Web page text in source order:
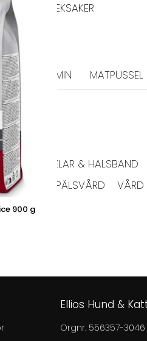
HUNDLEKSAKER
MELAMIN MATPUSSEL
SELAR & HALSBAND
PÄLSVÅRD VÅRD
900 g
Ellios Hund &
Orgnr. 556357-3046